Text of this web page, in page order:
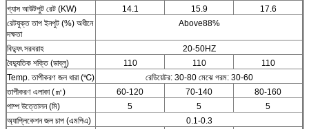
গ্যাস আউটপুট রেট (KW)
14.1 15.9
17.6
রেটযুক্ত তাপ ইনপুট (%) অধীনে
দক্ষতা
Above88%
বিদ্যুৎ সরবরাহ
20-50HZ
বৈদ্যুতিক শক্তি (ডাব্লু)
110 110
110
Temp. তাপীকরণ জল ধারা (℃)
রেডিয়েটর: 30-80 মেঝে গরম: 30-60
তাপীকরণ এলাকা (㎡)
60-120 70-140
80-160
পাম্প উত্তোলন (মি)
5 5
5
অ্যাপ্লিকেশন জল চাপ (এমপিএ)
0.1-0.3